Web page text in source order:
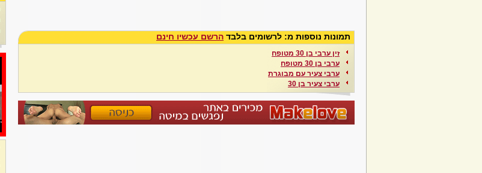
תמונות נוספות מ: לרשומים בלבד הרשם עכשיו חינם
זין ערבי בן 30 מטופח
ערבי בן 30 מטופח
ערבי צעיר עם מבוגרת
ערבי צעיר בן 30